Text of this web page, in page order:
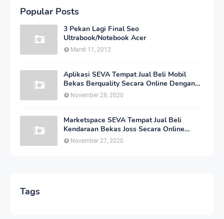
Popular Posts
3 Pekan Lagi Final Seo
Ultrabook/Notebook Acer
Maret 11, 2012
Aplikasi SEVA Tempat Jual Beli Mobil
Bekas Berquality Secara Online Dengan
Harga yang Murah
November 28, 2020
Marketspace SEVA Tempat Jual Beli
Kendaraan Bekas Joss Secara Online
Dengan Harga Bersahabat
November 27, 2020
Tags